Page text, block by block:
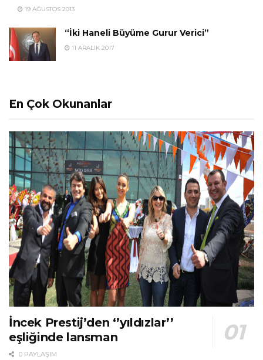
19 AĞUSTOS 2013
“İki Haneli Büyüme Gurur Verici”
11 ARALIK 2017
En Çok Okunanlar
İncek Prestij’den ‘’yıldızlar’’
eşliğinde lansman
0 PAYLAŞIM